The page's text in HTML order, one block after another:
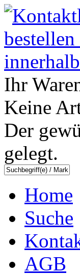
Ihr
Keine
Der
gelegt.
Home
Suche
AGB